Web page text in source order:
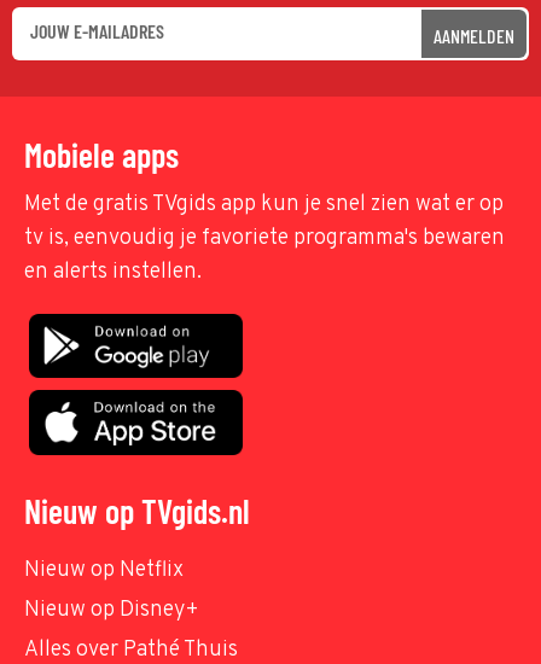
AANMELDEN
Mobiele apps
Met de gratis TVgids app kun je snel zien wat er op
tv is, eenvoudig je favoriete programma's bewaren
en alerts instellen.
Nieuw op TVgids.nl
Nieuw op Netflix
Nieuw op Disney+
Alles over Pathé Thuis